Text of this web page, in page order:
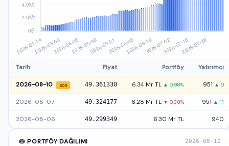
Tarih Fiyat Portföy Yatırımcı
2026-08-10 son 49.361330 6.34 Mr TL ▲ 0.98% 951 ▲ 0
2026-08-07 49.324177 6.28 Mr TL ▼ 0.38% 951 ▲ 11
2026-08-06 49.299349 6.30 Mr TL 940
🥧 PORTFÖY DAĞILIMI 2026-08-10